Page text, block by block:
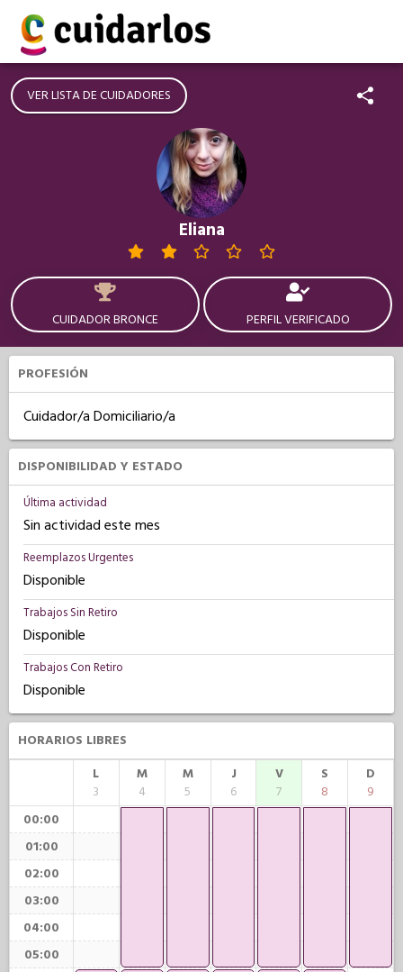
VER LISTA DE CUIDADORES
Eliana
CUIDADOR BRONCE PERFIL VERIFICADO
PROFESIÓN
Cuidador/a Domiciliario/a
DISPONIBILIDAD Y ESTADO
Última actividad
Sin actividad este mes
Reemplazos Urgentes
Disponible
Trabajos Sin Retiro
Disponible
Trabajos Con Retiro
Disponible
HORARIOS LIBRES
L
3
M
4
M
5
J
6
V
7
S
8
D
9
00:00
01:00
02:00
03:00
04:00
05:00